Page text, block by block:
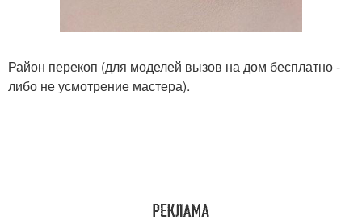
Район перекоп (для моделей вызов на дом бесплатно -
либо не усмотрение мастера).